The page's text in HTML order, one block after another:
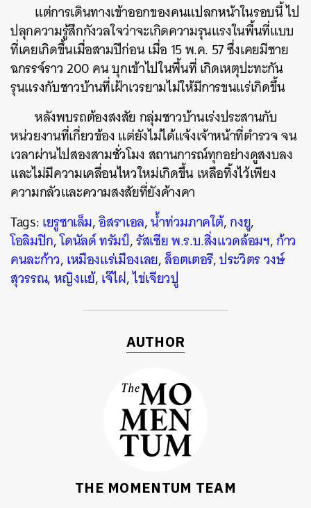
แต่การเดินทางเข้าออกของคนแปลกหน้าในรอบนี้ ไป
ปลุกความรู้สึกกังวลใจว่าจะเกิดความรุนแรงในพื้นที่แบบ
ที่เคยเกิดขึ้นเมื่อสามปีก่อน เมื่อ 15 พ.ค. 57 ซึ่งเคยมีชาย
ฉกรรจ์ราว 200 คน บุกเข้าไปในพื้นที่ เกิดเหตุปะทะกัน
รุนแรงกับชาวบ้านที่เฝ้าเวรยามไม่ให้มีการขนแร่เกิดขึ้น
หลังพบรถต้องสงสัย กลุ่มชาวบ้านเร่งประสานกับ
หน่วยงานที่เกี่ยวข้อง แต่ยังไม่ได้แจ้งเจ้าหน้าที่ตำรวจ จน
เวลาผ่านไปสองสามชั่วโมง สถานการณ์ทุกอย่างดูสงบลง
และไม่มีความเคลื่อนไหวใหม่เกิดขึ้น เหลือทิ้งไว้เพียง
ความกลัวและความสงสัยที่ยังค้างคา
Tags:เยรูซาเล็ม,อิสราเอล,น้ำท่วมภาคใต้,กงยู,
โอลิมปิก,โดนัลด์ ทรัมป์,รัสเซีย พ.ร.บ.สิ่งแวดล้อมฯ,ก้าว
คนละก้าว,เหมืองแร่เมืองเลย,ล็อตเตอรี,ประวิตร วงษ์
สุวรรณ,หญิงแย้,เจ๊ไฝ,ไข่เจียวปู
AUTHOR
THE MOMENTUM TEAM